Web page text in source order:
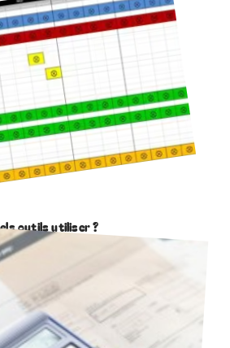
outils utiliser ?